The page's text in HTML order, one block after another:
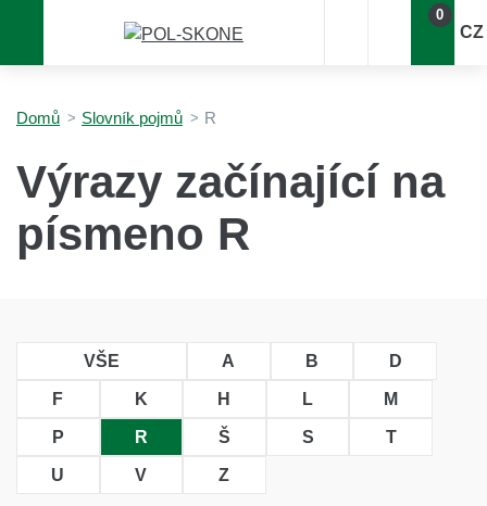
0
CZ
Domů Slovník pojmů R
Výrazy začínající na
písmeno R
VŠE A B D
F K H L M
P R Š S T
U V Z